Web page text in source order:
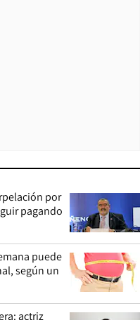
por
pagando
puede
según un
actriz